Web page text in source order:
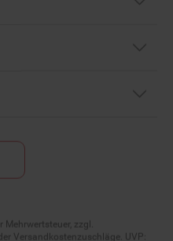
Versandkostenzuschläge. UVP: